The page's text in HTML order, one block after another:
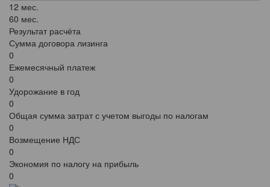
12 мес.
60 мес.
Результат расчёта
Сумма договора лизинга
0
Ежемесячный платеж
0
Удорожание в год
0
Общая сумма затрат с учетом выгоды по налогам
0
Возмещение НДС
0
Экономия по налогу на прибыль
0